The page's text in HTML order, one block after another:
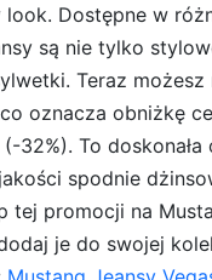
Dostępne w
są nie tylko
Teraz możesz
oznacza obniżkę
(-32%). To
spodnie
tej promocji na
je do swojej